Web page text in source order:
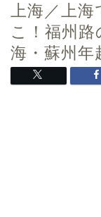
上海／上
こ！福州
海・蘇州年